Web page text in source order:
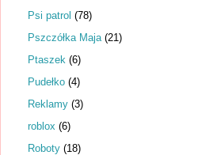
Psi patrol (78)
Pszczółka Maja (21)
Ptaszek (6)
Pudełko (4)
Reklamy (3)
roblox (6)
Roboty (18)